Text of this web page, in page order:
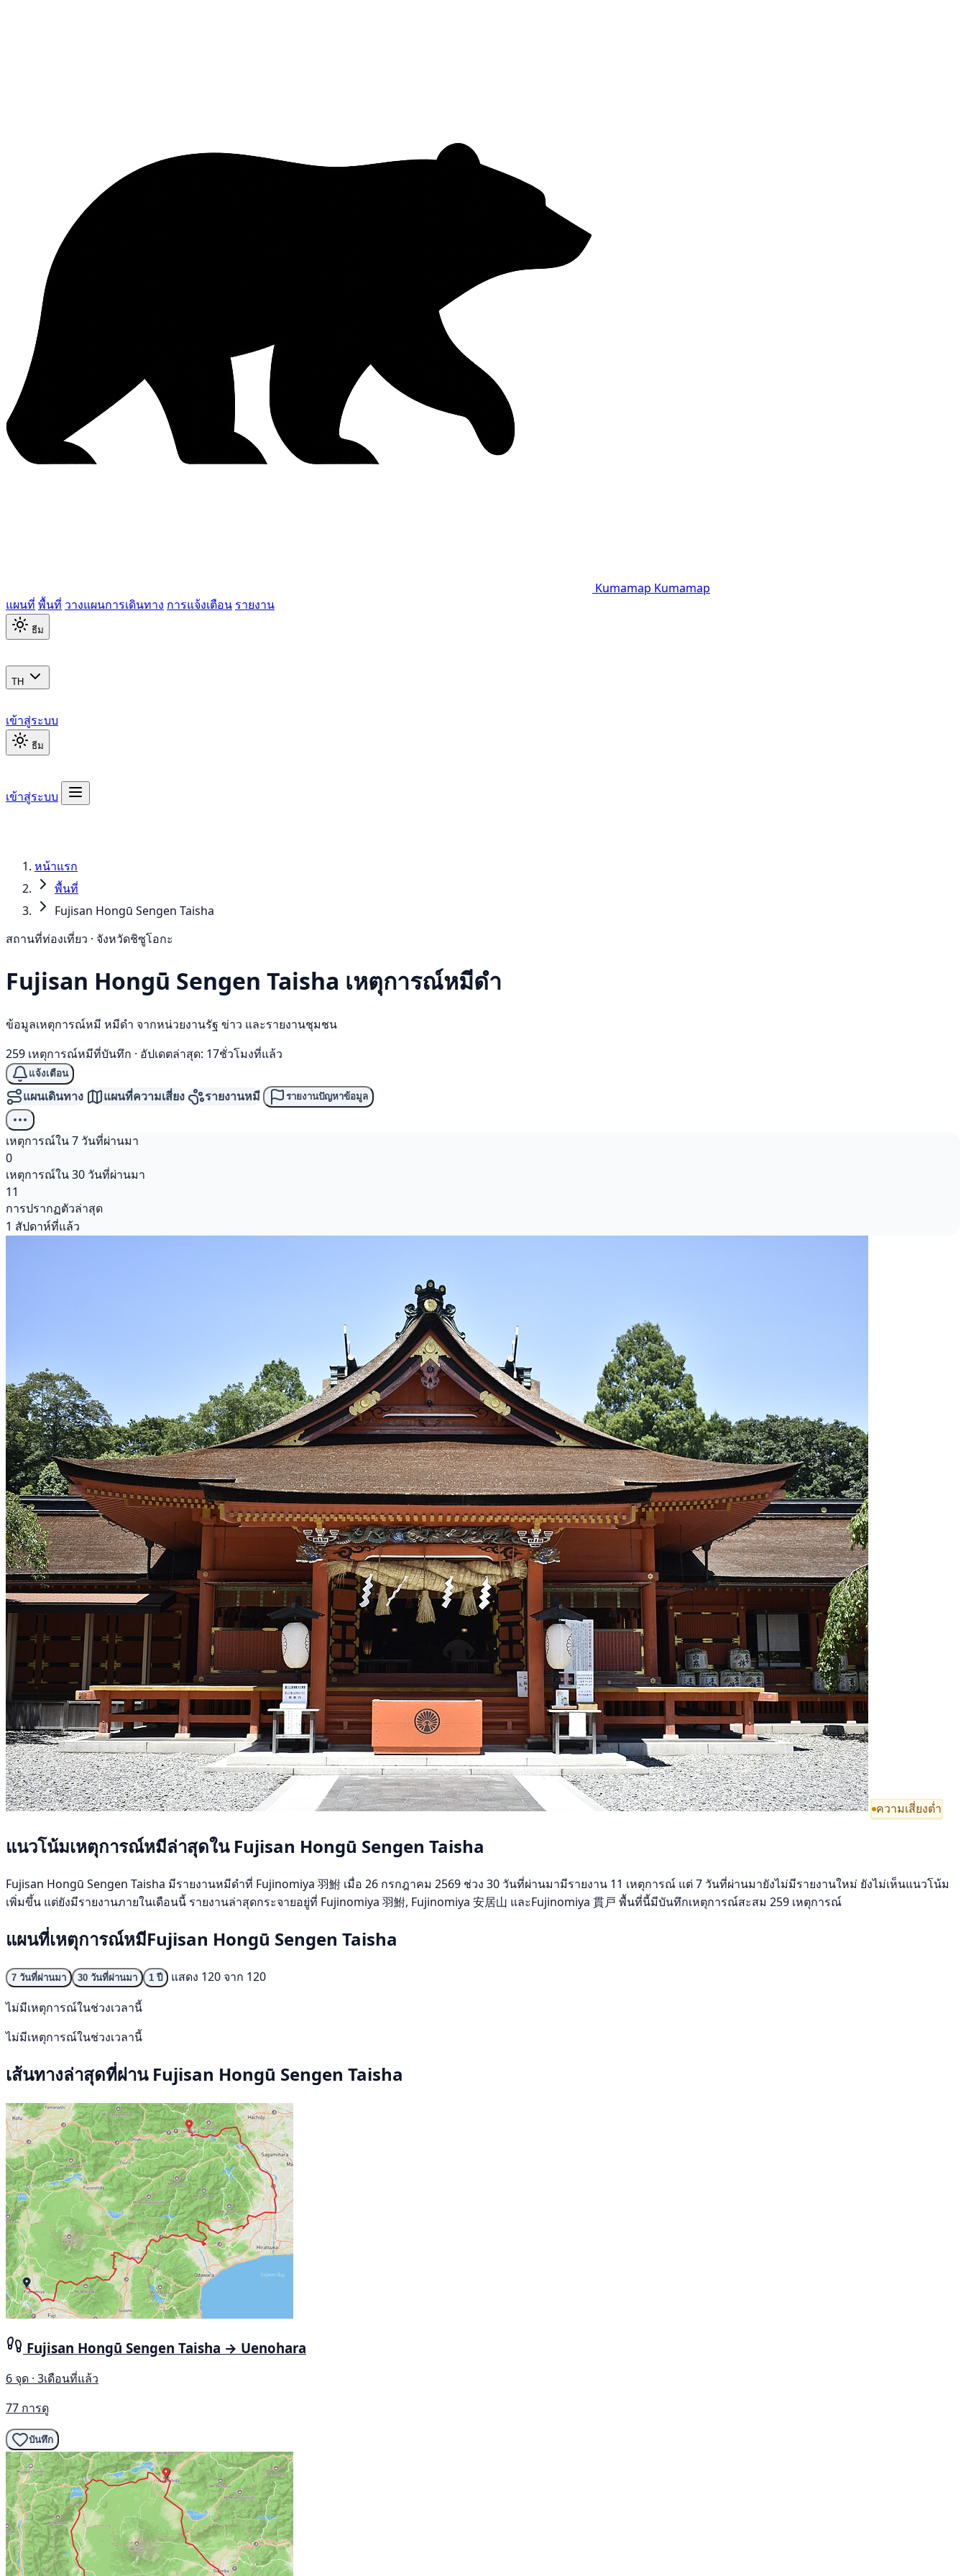
Kumamap Kumamap
แผนที่ พื้นที่ วางแผนการเดินทาง การแจ้งเตือน รายงาน
ธีม
TH
เข้าสู่ระบบ
ธีม
เข้าสู่ระบบ
หน้าแรก
พื้นที่
Fujisan Hongū Sengen Taisha
สถานที่ท่องเที่ยว · จังหวัดชิซูโอกะ
Fujisan Hongū Sengen Taisha เหตุการณ์หมีดำ
ข้อมูลเหตุการณ์หมี หมีดำ จากหน่วยงานรัฐ ข่าว และรายงานชุมชน
259 เหตุการณ์หมีที่บันทึก · อัปเดตล่าสุด: 17ชั่วโมงที่แล้ว
แจ้งเตือน
แผนเดินทาง แผนที่ความเสี่ยง รายงานหมี รายงานปัญหาข้อมูล
เหตุการณ์ใน 7 วันที่ผ่านมา
0
เหตุการณ์ใน 30 วันที่ผ่านมา
11
การปรากฏตัวล่าสุด
1 สัปดาห์ที่แล้ว
ความเสี่ยงต่ำ
แนวโน้มเหตุการณ์หมีล่าสุดใน Fujisan Hongū Sengen Taisha
Fujisan Hongū Sengen Taisha มีรายงานหมีดำที่ Fujinomiya 羽鮒 เมื่อ 26 กรกฎาคม 2569 ช่วง 30 วันที่ผ่านมามีรายงาน 11 เหตุการณ์ แต่ 7 วันที่ผ่านมายังไม่มีรายงานใหม่ ยังไม่เห็นแนวโน้ม
เพิ่มขึ้น แต่ยังมีรายงานภายในเดือนนี้ รายงานล่าสุดกระจายอยู่ที่ Fujinomiya 羽鮒, Fujinomiya 安居山 และFujinomiya 貫戸 พื้นที่นี้มีบันทึกเหตุการณ์สะสม 259 เหตุการณ์
แผนที่เหตุการณ์หมีFujisan Hongū Sengen Taisha
7 วันที่ผ่านมา 30 วันที่ผ่านมา 1 ปี
แสดง 120 จาก 120
ไม่มีเหตุการณ์ในช่วงเวลานี้
ไม่มีเหตุการณ์ในช่วงเวลานี้
เส้นทางล่าสุดที่ผ่าน Fujisan Hongū Sengen Taisha
Fujisan Hongū Sengen Taisha → Uenohara
6 จุด · 3เดือนที่แล้ว
77 การดู
บันทึก